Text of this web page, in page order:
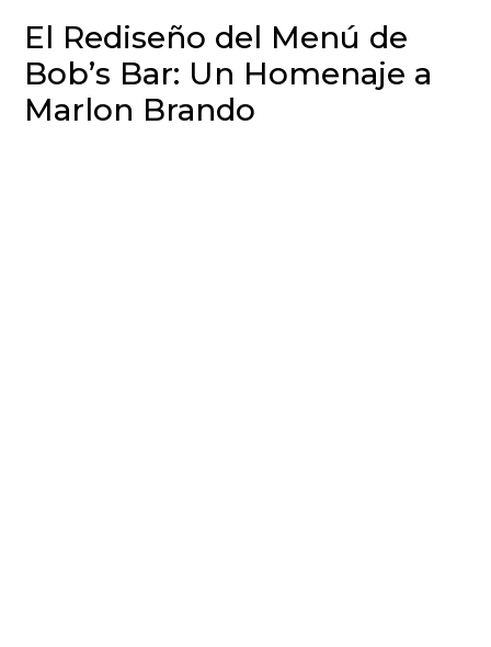
El Rediseño del Menú de
Bob’s Bar: Un Homenaje a
Marlon Brando